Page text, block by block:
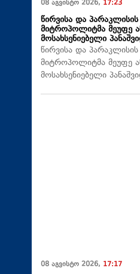
08 აგვისტო 2026, 17:23
წირვისა და
მიტროპოლიტმა მეუფე
მოსახსენიებელი
წირვისა და
მიტროპოლიტმა მეუფე
მოსახსენიებელი
08 აგვისტო 2026, 17:17